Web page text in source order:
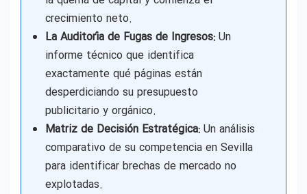
crecimiento neto.
La Auditoría de Fugas de Ingresos: Un
informe técnico que identifica
exactamente qué páginas están
desperdiciando su presupuesto
publicitario y orgánico.
Matriz de Decisión Estratégica: Un análisis
comparativo de su competencia en Sevilla
para identificar brechas de mercado no
explotadas.